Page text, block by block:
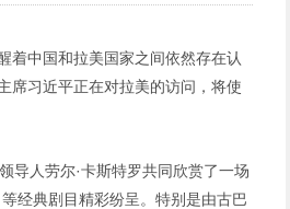
着中国和拉美国家之间依然存在认
席习近平正在对拉美的访问，将使
导人劳尔·卡斯特罗共同欣赏了一场
经典剧目精彩纷呈。特别是由古巴